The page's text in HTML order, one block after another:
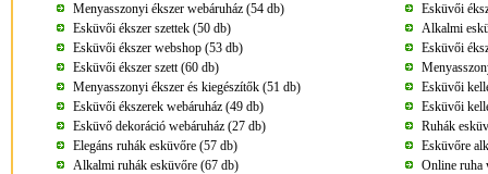
Menyasszonyi ékszer webáruház (54 db)
Esküvői
Esküvői ékszer szettek (50 db)
Alkalmi
Esküvői ékszer webshop (53 db)
Esküvői
Esküvői ékszer szett (60 db)
Menyasszonyi ékszer és kiegészítők (51 db)
Esküvői
Esküvői ékszerek webáruház (49 db)
Esküvői
Esküvő dekoráció webáruház (27 db)
Ruhák
Elegáns ruhák esküvőre (57 db)
Esküvőre
Alkalmi ruhák esküvőre (67 db)
Online ruha